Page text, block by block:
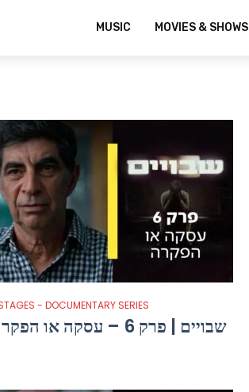
MUSIC MOVIES & SHOWS
- DOCUMENTARY SERIES
שבויים | פרק 6 – עסקה